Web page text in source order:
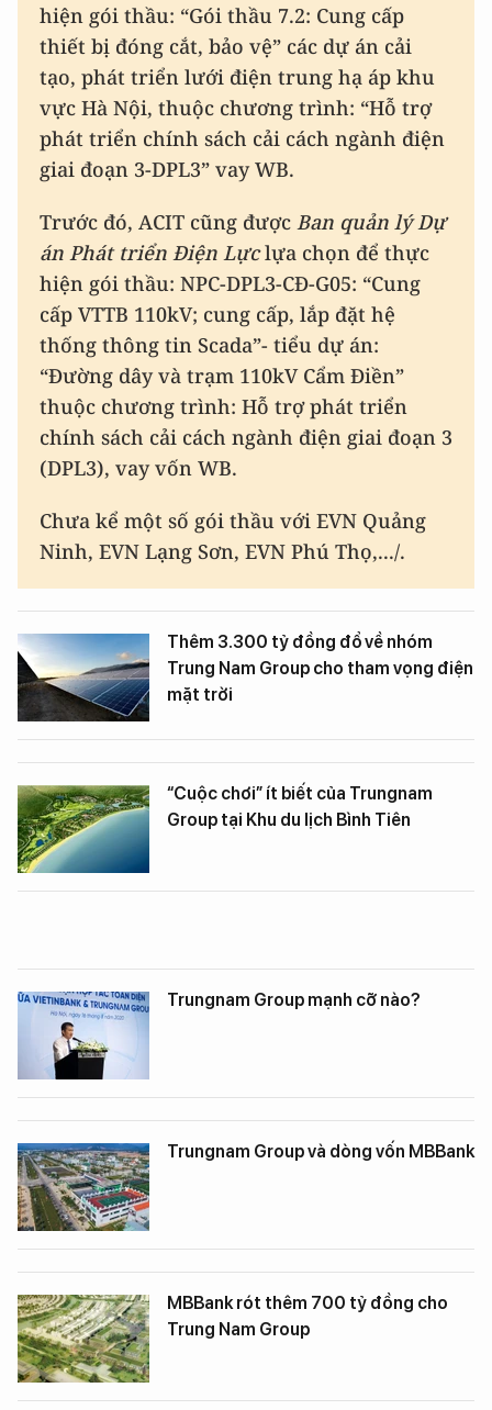
hiện gói thầu: “Gói thầu 7.2: Cung cấp
thiết bị đóng cắt, bảo vệ” các dự án cải
tạo, phát triển lưới điện trung hạ áp khu
vực Hà Nội, thuộc chương trình: “Hỗ trợ
phát triển chính sách cải cách ngành điện
giai đoạn 3-DPL3” vay WB.
Trước đó, ACIT cũng được Ban quản lý Dự
án Phát triển Điện Lựclựa chọn để thực
hiện gói thầu: NPC-DPL3-CĐ-G05: “Cung
cấp VTTB 110kV; cung cấp, lắp đặt hệ
thống thông tin Scada”- tiểu dự án:
“Đường dây và trạm 110kV Cẩm Điền”
thuộc chương trình: Hỗ trợ phát triển
chính sách cải cách ngành điện giai đoạn 3
(DPL3), vay vốn WB.
Chưa kể một số gói thầu với EVN Quảng
Ninh, EVN Lạng Sơn, EVN Phú Thọ,.../.
Thêm 3.300 tỷ đồng đổ về nhóm
Trung Nam Group cho tham vọng điện
mặt trời
“Cuộc chơi” ít biết của Trungnam
Group tại Khu du lịch Bình Tiên
Trungnam Group mạnh cỡ nào?
Trungnam Group và dòng vốn MBBank
MBBank rót thêm 700 tỷ đồng cho
Trung Nam Group